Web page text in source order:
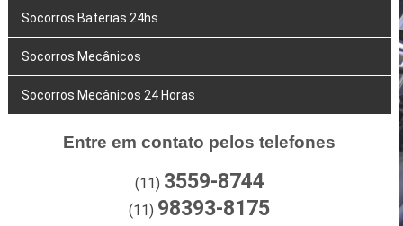
Socorros Baterias 24hs
Socorros Mecânicos
Socorros Mecânicos 24 Horas
Entre em contato pelos telefones
(11) 3559-8744
(11) 98393-8175